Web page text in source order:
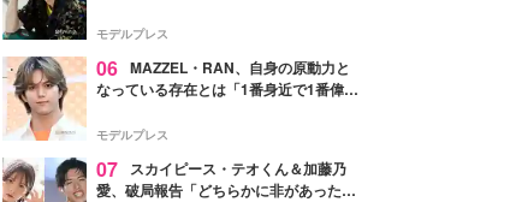
す」【全文】
モデルプレス
06 MAZZEL・RAN、自身の原動力と
なっている存在とは「1番身近で1番偉大
モデルプレス
07
スカイピース・テオくん＆加藤乃
愛、破局報告「どちらかに非があったわ